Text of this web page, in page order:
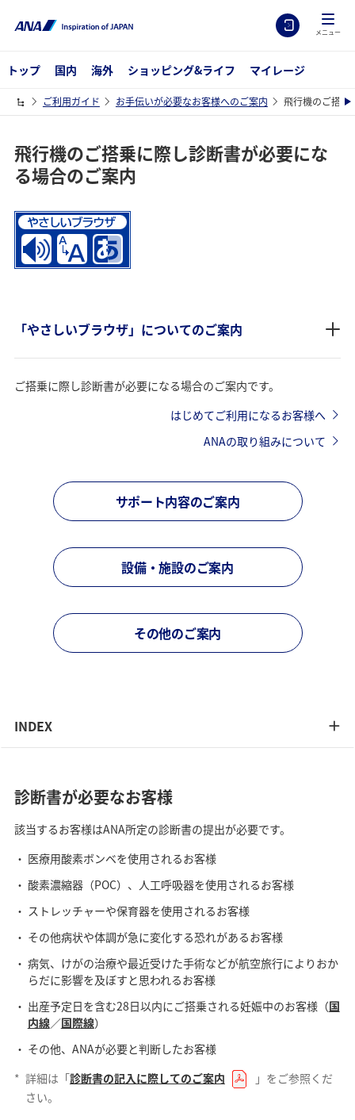
メニュー
トップ 国内 海外 ショッピング&ライフ マイレージ
ご利用ガイド お手伝いが必要なお客様へのご案内 飛行機のご搭乗
飛行機のご搭乗に際し診断書が必要にな
る場合のご案内
「やさしいブラウザ」についてのご案内
ご搭乗に際し診断書が必要になる場合のご案内です。
はじめてご利用になるお客様へ
ANAの取り組みについて
サポート内容のご案内
設備・施設のご案内
その他のご案内
INDEX
診断書が必要なお客様
該当するお客様はANA所定の診断書の提出が必要です。
医療用酸素ボンベを使用されるお客様
酸素濃縮器（POC）、人工呼吸器を使用されるお客様
ストレッチャーや保育器を使用されるお客様
その他病状や体調が急に変化する恐れがあるお客様
病気、けがの治療や最近受けた手術などが航空旅行によりおか
らだに影響を及ぼすと思われるお客様
出産予定日を含む28日以内にご搭乗される妊娠中のお客様（国
内線／国際線）
その他、ANAが必要と判断したお客様
* 詳細は「診断書の記入に際してのご案内
」をご参照くだ
さい。